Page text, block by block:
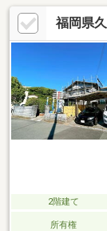
650m（徒歩9分）
300m（徒歩4分
園も徒歩圏内に
ります◆お気軽
福岡県
2階建て
所有権